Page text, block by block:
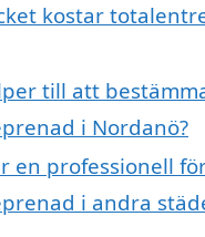
kostar
till att
i Nordanö?
en professionell
i andra